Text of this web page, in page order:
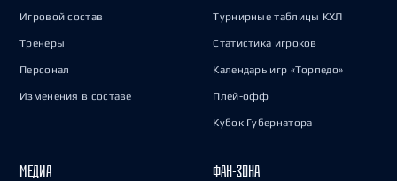
Игровой состав
Тренеры
Персонал
Изменения в составе
Турнирные таблицы КХЛ
Статистика игроков
Календарь игр «Торпедо»
Плей-офф
Кубок Губернатора
МЕДИА ФАН-ЗОНА